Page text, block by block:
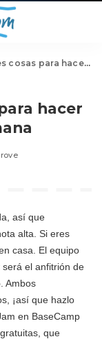
en Miami este fin de semana
hacer
así que
alta. Si eres
casa. El equipo
el anfitrión de
Ambos
¡así que hazlo
en BaseCamp
que